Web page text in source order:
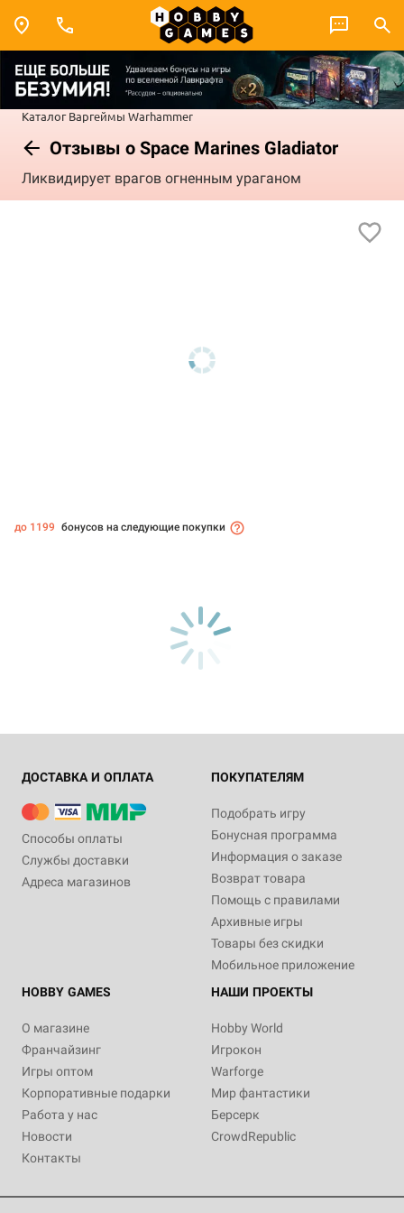
Каталог Варгеймы Warhammer
Отзывы о Space Marines Gladiator
Ликвидирует врагов огненным ураганом
до 1199 бонусов на следующие покупки
ДОСТАВКА И ОПЛАТА
Способы оплаты
Службы доставки
Адреса магазинов
ПОКУПАТЕЛЯМ
Подобрать игру
Бонусная программа
Информация о заказе
Возврат товара
Помощь с правилами
Архивные игры
Товары без скидки
Мобильное приложение
HOBBY GAMES
О магазине
Франчайзинг
Игры оптом
Корпоративные подарки
Работа у нас
Новости
Контакты
НАШИ ПРОЕКТЫ
Hobby World
Игрокон
Warforge
Мир фантастики
Берсерк
CrowdRepublic